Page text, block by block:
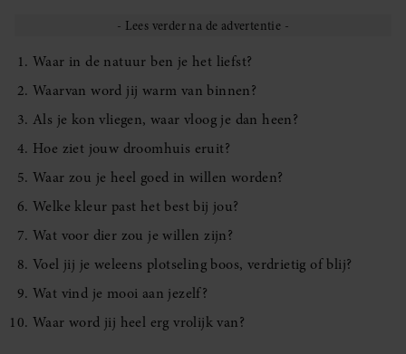
Waar in de natuur ben je het liefst?
Waarvan word jij warm van binnen?
Als je kon vliegen, waar vloog je dan heen?
Hoe ziet jouw droomhuis eruit?
Waar zou je heel goed in willen worden?
Welke kleur past het best bij jou?
Wat voor dier zou je willen zijn?
Voel jij je weleens plotseling boos, verdrietig of blij?
Wat vind je mooi aan jezelf?
Waar word jij heel erg vrolijk van?